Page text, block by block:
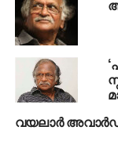
വയലാര്‍ അവാര്‍ഡ്